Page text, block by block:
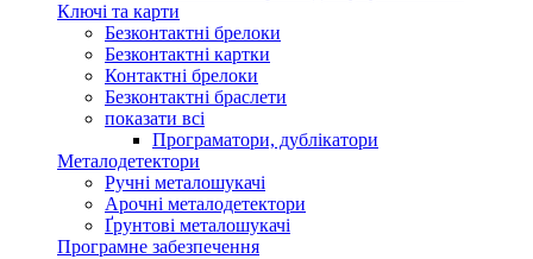
Ключі та карти
Безконтактні брелоки
Безконтактні картки
Контактні брелоки
Безконтактні браслети
показати всі
Програматори, дублікатори
Металодетектори
Ручні металошукачі
Арочні металодетектори
Ґрунтові металошукачі
Програмне забезпечення